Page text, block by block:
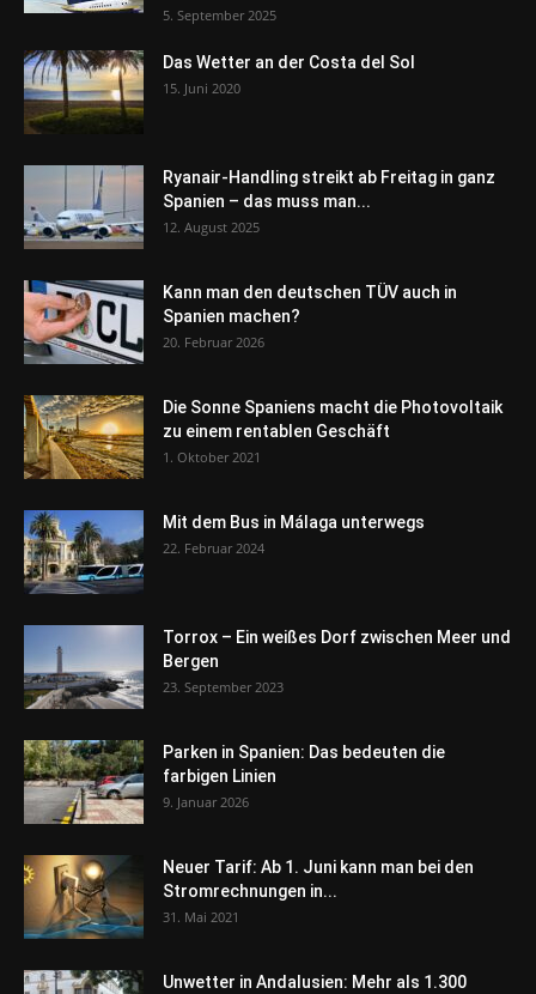
5. September 2025
Das Wetter an der Costa del Sol
15. Juni 2020
Ryanair-Handling streikt ab Freitag in ganz
Spanien – das muss man...
12. August 2025
Kann man den deutschen TÜV auch in
Spanien machen?
20. Februar 2026
Die Sonne Spaniens macht die Photovoltaik
zu einem rentablen Geschäft
1. Oktober 2021
Mit dem Bus in Málaga unterwegs
22. Februar 2024
Torrox – Ein weißes Dorf zwischen Meer und
Bergen
23. September 2023
Parken in Spanien: Das bedeuten die
farbigen Linien
9. Januar 2026
Neuer Tarif: Ab 1. Juni kann man bei den
Stromrechnungen in...
31. Mai 2021
Unwetter in Andalusien: Mehr als 1.300